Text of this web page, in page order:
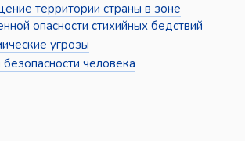
территории страны в зоне
опасности стихийных бедствий
угрозы
человека